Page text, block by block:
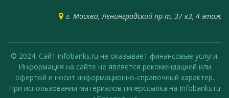
г. Москва, Ленинградский пр-т, 37 к3, 4 этаж
© 2024. Сайт infobanks.ru не оказывает финансовые услуги.
Информация на сайте не является рекомендацией или
офертой и носит информационно-справочный характер.
При использовании материалов гиперссылка на Infobanks.ru